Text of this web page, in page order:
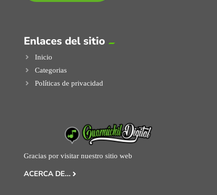
Enlaces del sitio
Inicio
Categorias
Políticas de privacidad
Gracias por visitar nuestro sitio web
ACERCA DE...